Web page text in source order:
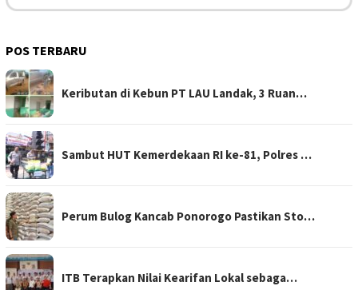
POS TERBARU
Keributan di Kebun PT LAU Landak, 3 Ruan…
Sambut HUT Kemerdekaan RI ke-81, Polres …
Perum Bulog Kancab Ponorogo Pastikan Sto…
ITB Terapkan Nilai Kearifan Lokal sebaga…